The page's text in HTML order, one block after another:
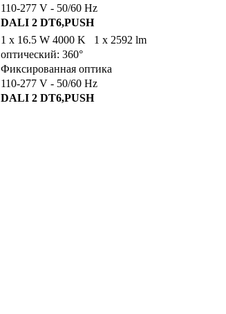
110-277 V - 50/60 Hz
DALI 2 DT6,PUSH
1 x 16.5 W 4000 K 1 x 2592 lm
оптический: 360°
Фиксированная оптика
110-277 V - 50/60 Hz
DALI 2 DT6,PUSH